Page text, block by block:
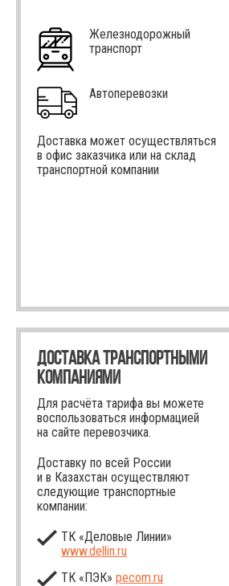
Железнодорожный
транспорт
Автоперевозки
Доставка может осуществляться
в офис заказчика или на склад
транспортной компании
ДОСТАВКА ТРАНСПОРТНЫМИ
КОМПАНИЯМИ
Для расчёта тарифа вы можете
воспользоваться информацией
на сайте перевозчика.
Доставку по всей России
и в Казахстан осуществляют
следующие транспортные
компании:
ТК «Деловые Линии»
www.dellin.ru
ТК «ПЭК» pecom.ru